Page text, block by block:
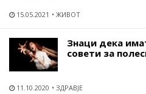
15.05.2021 ЖИВОТ
Знаци дека
совети за
11.10.2020 ЗДРАВЈЕ